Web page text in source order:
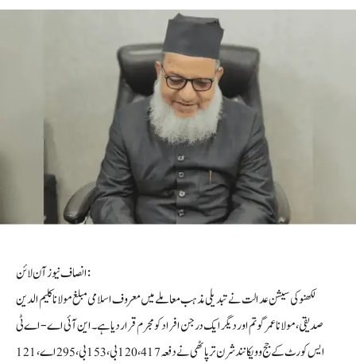
انصاف نیوز آن لائن :
لکھنوکی سیشن عدالت نے تبدیلی مذہب معاملے میں معروف اسلامی مبلغ مولانا کلیم الدین
صدیقی، مولانا عمر گوتم اور دیگر ایک درجن افراد کو مجرم قرار دیا ہے۔این آئی اے-اے ٹی
ایس کورٹ کے جج وویکانند شرن ترپاٹھی نے دفعہ 417، 120 بی، 153 بی، 295 اے، 121